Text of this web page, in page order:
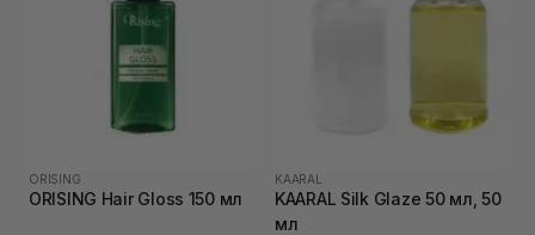
ORISING
ORISING Hair Gloss 150 мл
KAARAL
KAARAL Silk Glaze 50 мл, 50
мл